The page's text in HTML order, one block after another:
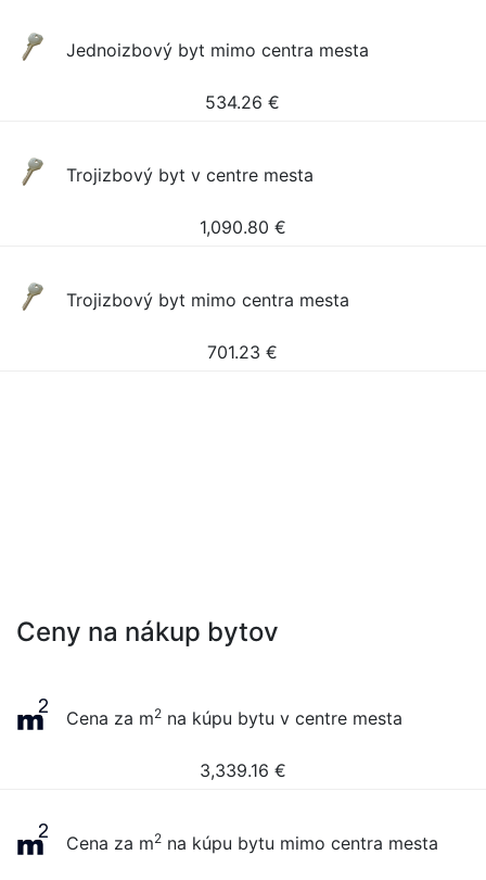
Jednoizbový byt mimo centra mesta
534.26 €
Trojizbový byt v centre mesta
1,090.80 €
Trojizbový byt mimo centra mesta
701.23 €
Ceny na nákup bytov
Cena za m2 na kúpu bytu v centre mesta
3,339.16 €
Cena za m2 na kúpu bytu mimo centra mesta